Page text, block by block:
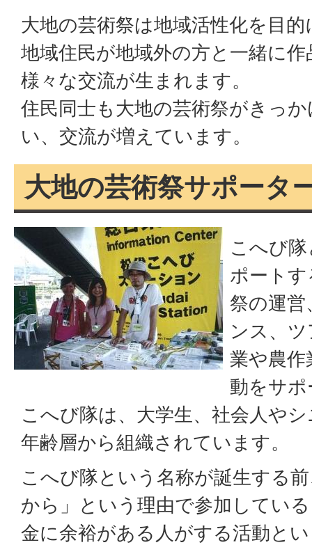
大地の芸術祭は地域活性化を目
地域住民が地域外の方と一緒に
様々な交流が生まれます。
住民同士も大地の芸術祭がきっ
い、交流が増えています。
大地の芸術祭サポータ
こへび
ポート
祭の運営
ンス、
業や農
動をサ
こへび隊は、大学生、社会人や
年齢層から組織されています。
こへび隊という名称が誕生する
から」という理由で参加してい
金に余裕がある人がする活動と